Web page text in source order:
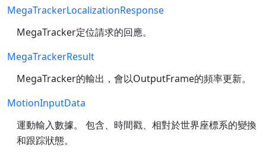
MegaTrackerLocalizationResponse
MegaTracker定位請求的回應。
MegaTrackerResult
MegaTracker的輸出，會以OutputFrame的頻率更新。
MotionInputData
運動輸入數據。 包含、時間戳、相對於世界座標系的變換
和跟踪狀態。